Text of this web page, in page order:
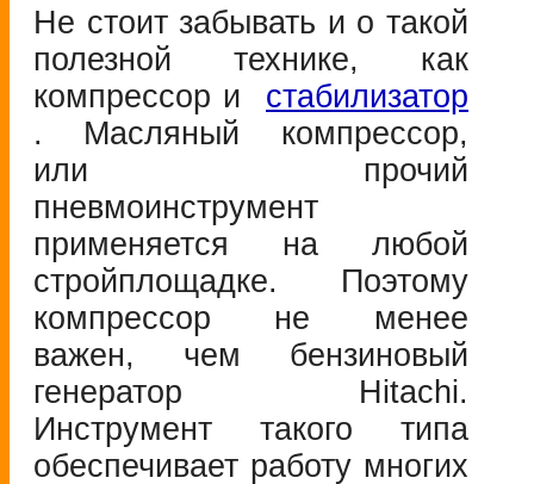
Не стоит забывать и о такой
полезной технике, как
компрессор и стабилизатор
. Масляный компрессор,
или прочий
пневмоинструмент
применяется на любой
стройплощадке. Поэтому
компрессор не менее
важен, чем бензиновый
генератор Hitachi.
Инструмент такого типа
обеспечивает работу многих